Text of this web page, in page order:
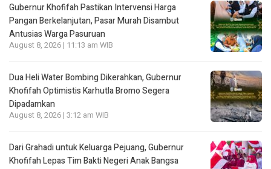
Gubernur Khofifah Pastikan Intervensi Harga
Pangan Berkelanjutan, Pasar Murah Disambut
Antusias Warga Pasuruan
August 8, 2026 | 11:13 am WIB
Dua Heli Water Bombing Dikerahkan, Gubernur
Khofifah Optimistis Karhutla Bromo Segera
Dipadamkan
August 8, 2026 | 3:12 am WIB
Dari Grahadi untuk Keluarga Pejuang, Gubernur
Khofifah Lepas Tim Bakti Negeri Anak Bangsa